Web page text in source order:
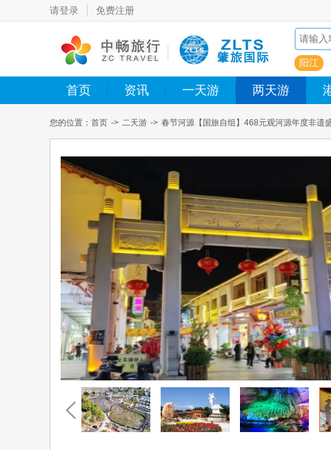
请登录 免费注册
阳江
首页 资讯 一天游 两天游
您的位置： 首页 -> 二天游 -> 春节河源【国旅自组】468元观河源年度非遗